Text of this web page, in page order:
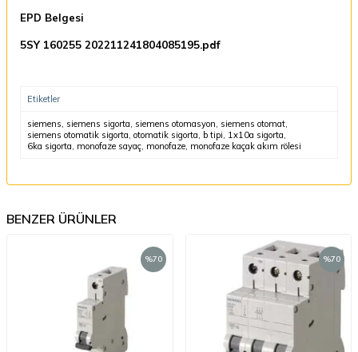
EPD Belgesi
5SY 160255 202211241804085195.pdf
Etiketler
siemens siemens sigorta siemens otomasyon siemens otomat
siemens otomatik sigorta otomatik sigorta b tipi 1x10a sigorta
6ka sigorta monofaze sayaç monofaze monofaze kaçak akım rölesi
BENZER ÜRÜNLER
%70 %70